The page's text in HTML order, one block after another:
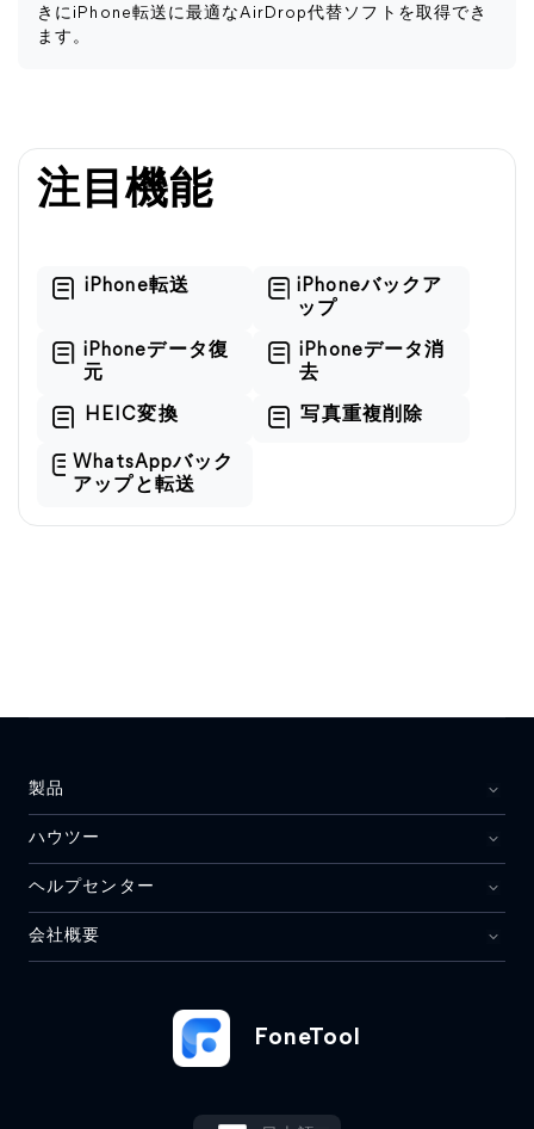
きにiPhone転送に最適なAirDrop代替ソフトを取得でき
ます。
注目機能
iPhone転送
iPhoneバックア
ップ
iPhoneデータ復
元
iPhoneデータ消
去
HEIC変換 写真重複削除
WhatsAppバック
アップと転送
FoneTool
製品
ハウツー
ヘルプセンター
会社概要